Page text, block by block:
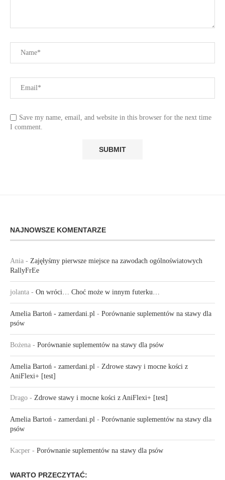
Save my name, email, and website in this browser for the next time
I comment.
NAJNOWSZE KOMENTARZE
Ania - Zajęłyśmy pierwsze miejsce na zawodach ogólnoświatowych
RallyFrEe
jolanta - On wróci… Choć może w innym futerku…
Amelia Bartoń - zamerdani.pl - Porównanie suplementów na stawy dla
psów
Bożena - Porównanie suplementów na stawy dla psów
Amelia Bartoń - zamerdani.pl - Zdrowe stawy i mocne kości z
AniFlexi+ [test]
Drago - Zdrowe stawy i mocne kości z AniFlexi+ [test]
Amelia Bartoń - zamerdani.pl - Porównanie suplementów na stawy dla
psów
Kacper - Porównanie suplementów na stawy dla psów
WARTO PRZECZYTAĆ: